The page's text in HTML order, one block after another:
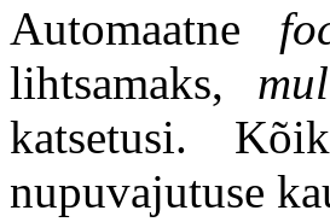
Automaatne
lihtsamaks, m
katsetusi.
nupuvajutuse